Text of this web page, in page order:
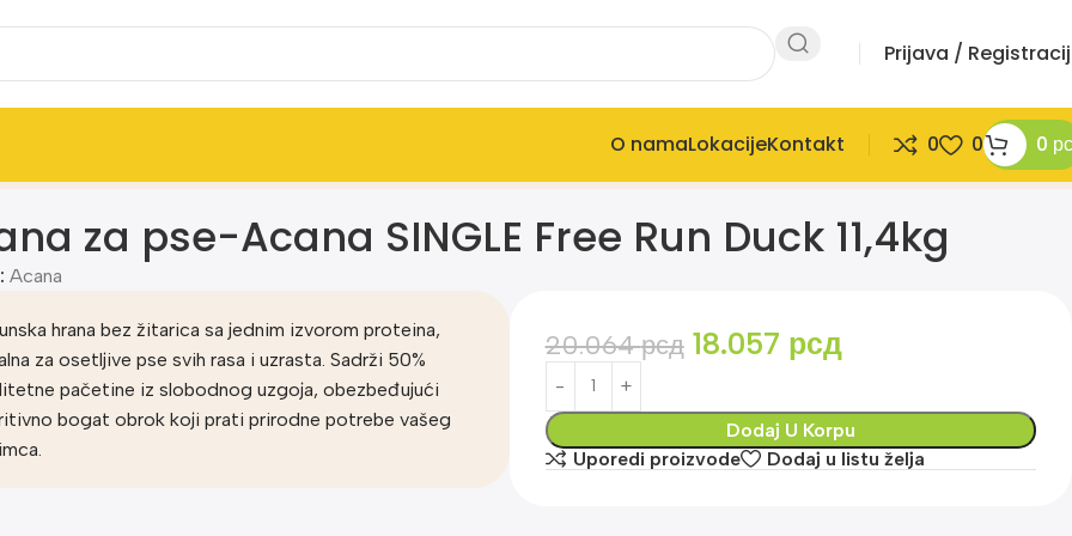
Prijava /
O namaLokacijeKontakt 0 0 0
za pse-Acana SINGLE Free Run Duck 11,4kg
Acana
hrana bez žitarica sa jednim izvorom proteina,
za osetljive pse svih rasa i uzrasta. Sadrži 50%
pačetine iz slobodnog uzgoja, obezbeđujući
bogat obrok koji prati prirodne potrebe vašeg
20.064рсд 18.057 рсд
Dodaj U Korpu
Uporedi proizvode
Dodaj u listu želja